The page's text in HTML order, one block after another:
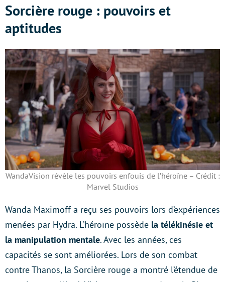
Sorcière rouge : pouvoirs et
aptitudes
WandaVision révèle les pouvoirs enfouis de l’héroïne – Crédit :
Marvel Studios
Wanda Maximoff a reçu ses pouvoirs lors d’expériences
menées par Hydra. L’héroïne possède la télékinésie et
la manipulation mentale. Avec les années, ces
capacités se sont améliorées. Lors de son combat
contre Thanos, la Sorcière rouge a montré l’étendue de